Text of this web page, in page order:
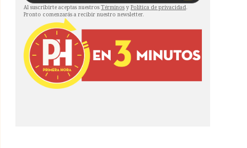
Al suscribirte aceptas nuestros Términos y Política de privacidad.
Pronto comenzarás a recibir nuestro newsletter.